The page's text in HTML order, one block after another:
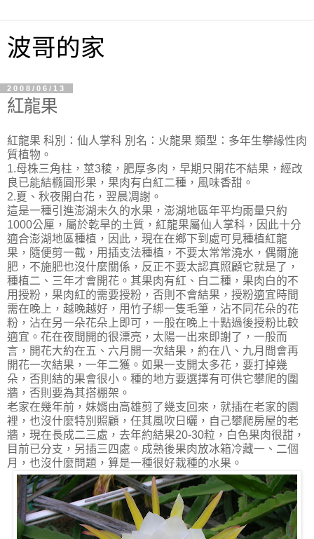
波哥的家
2008/06/13
紅龍果
紅龍果 科別：仙人掌科 別名：火龍果 類型：多年生攀緣性肉
質植物。
1.母株三角柱，莖3稜，肥厚多肉，早期只開花不結果，經改
良已能結橢圓形果，果肉有白紅二種，風味香甜。
2.夏、秋夜開白花，翌晨凋謝。
這是一種引進澎湖未久的水果，澎湖地區年平均雨量只約
1000公厘，屬於乾旱的土質，紅龍果屬仙人掌科，因此十分
適合澎湖地區種植，因此，現在在鄉下到處可見種植紅龍
果，隨便剪一截，用插支法種植，不要太常常澆水，偶爾施
肥，不施肥也沒什麼關係，反正不要太認真照顧它就是了，
種植二、三年才會開花。其果肉有紅、白二種，果肉白的不
用授粉，果肉紅的需要授粉，否則不會結果，授粉適宜時間
需在晚上，越晚越好，用竹子綁一隻毛筆，沾不同花朵的花
粉，沾在另一朵花朵上即可，一般在晚上十點過後授粉比較
適宜。花在夜間開的很漂亮，太陽一出來即謝了，一般而
言，開花大約在五、六月開一次結果，約在八、九月間會再
開花一次結果，一年二獲。如果一支開太多花，要打掉幾
朵，否則結的果會很小。種的地方要選擇有可供它攀爬的圍
牆，否則要為其搭棚架。
老家在幾年前，妹婿由高雄剪了幾支回來，就插在老家的園
裡，也沒什麼特別照顧，任其風吹日曬，自己攀爬房屋的老
牆，現在長成二三處，去年約結果20-30粒，白色果肉很甜，
目前已分支，另插三四處。成熟後果肉放冰箱冷藏一、二個
月，也沒什麼問題，算是一種很好栽種的水果。